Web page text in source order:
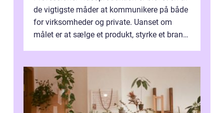
de vigtigste måder at kommunikere på både
for virksomheder og private. Uanset om
målet er at sælge et produkt, styrke et brand,